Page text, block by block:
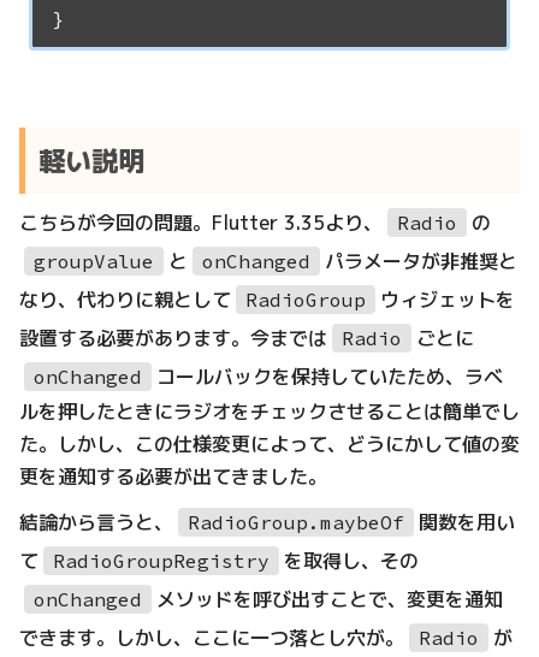
軽い説明
こちらが今回の問題。Flutter 3.35より、 Radio の
groupValue と onChanged
パラメータが非推奨と
なり、代わりに親として
RadioGroup
ウィジェットを
設置する必要があります。今までは
Radio ごとに
onChanged
コールバックを保持していたため、ラベ
ルを押したときにラジオをチェックさせることは簡単でし
た。しかし、この仕様変更によって、どうにかして値の変
更を通知する必要が出てきました。
結論から言うと、
RadioGroup.maybeOf
関数を用い
て
RadioGroupRegistry を取得し、その
onChanged
メソッドを呼び出すことで、変更を通知
できます。しかし、ここに一つ落とし穴が。
Radio
が